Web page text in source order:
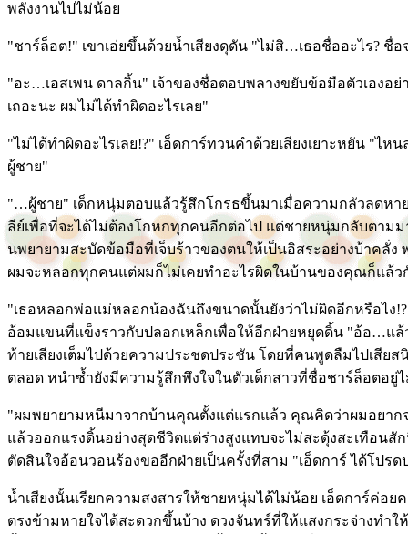
พลังงานไปไม่น้อย
"ชาร์ล็อต!" เขาเอ่ยขึ้นด้วยน้ำเสียงดุดัน "ไม่สิ…เธอชื่ออะไร? ชื่
"อะ…เอสเพน ดาลกิ้น" เจ้าของชื่อตอบพลางขยับข้อมือตัวเองอ
เถอะนะ ผมไม่ได้ทำผิดอะไรเลย"
"ไม่ได้ทำผิดอะไรเลย!?" เอ็ดการ์ทวนคำด้วยเสียงเยาะหยัน "ไ
ผู้ชาย"
"…ผู้ชาย" เด็กหนุ่มตอบแล้วรู้สึกโกรธขึ้นมาเมื่อความกลัวลดหา
ลีย์เพื่อที่จะได้ไม่ต้องโกหกทุกคนอีกต่อไป แต่ชายหนุ่มกลับตามม
นพยายามสะบัดข้อมือที่เจ็บร้าวของตนให้เป็นอิสระอย่างบ้าคลั่ง
ผมจะหลอกทุกคนแต่ผมก็ไม่เคยทำอะไรผิดในบ้านของคุณก็แล้ว
"เธอหลอกพ่อแม่หลอกน้องฉันถึงขนาดนั้นยังว่าไม่ผิดอีกหรือไง
อ้อมแขนที่แข็งราวกับปลอกเหล็กเพื่อให้อีกฝ่ายหยุดดิ้น "อ้อ…แล้
ท้ายเสียงเต็มไปด้วยความประชดประชัน โดยที่คนพูดลืมไปเสียส
ตลอด หนำซ้ำยังมีความรู้สึกพึงใจในตัวเด็กสาวที่ชื่อชาร์ล็อตอยู่
"ผมพยายามหนีมาจากบ้านคุณตั้งแต่แรกแล้ว คุณคิดว่าผมอยาก
แล้วออกแรงดิ้นอย่างสุดชีวิตแต่ร่างสูงแทบจะไม่สะดุ้งสะเทือนสั
ตัดสินใจอ้อนวอนร้องขออีกฝ่ายเป็นครั้งที่สาม "เอ็ดการ์ ได้โปร
น้ำเสียงนั้นเรียกความสงสารให้ชายหนุ่มได้ไม่น้อย เอ็ดการ์ค่อ
ตรงข้ามหายใจได้สะดวกขึ้นบ้าง ดวงจันทร์ที่ให้แสงกระจ่างทำ